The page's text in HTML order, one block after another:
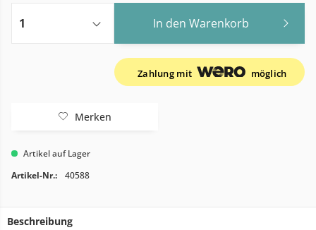
In den Warenkorb
Zahlung mit möglich
Merken
Artikel auf Lager
Artikel-Nr.:
40588
Beschreibung